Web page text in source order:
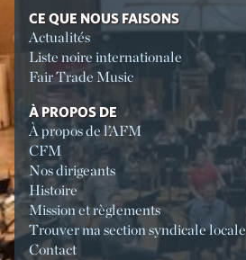
CE QUE NOUS FAISONS
Actualités
Liste noire internationale
Fair Trade Music
À PROPOS DE
À propos de l’AFM
CFM
Nos dirigeants
Histoire
Mission et règlements
Trouver ma section syndicale locale
Contact